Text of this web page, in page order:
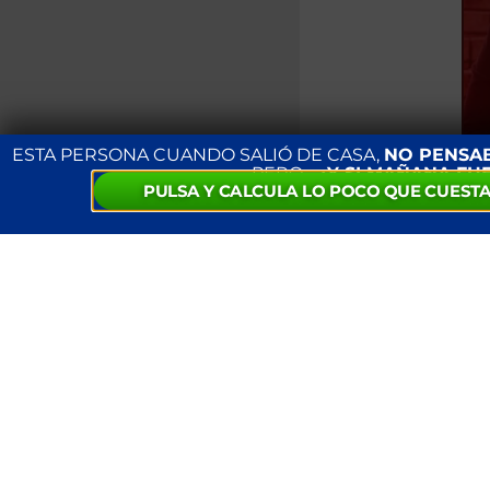
ESTA PERSONA CUANDO SALIÓ DE CASA, NO
PERO…¿Y SI MAÑANA
PULSA Y CALCULA LO POCO QUE